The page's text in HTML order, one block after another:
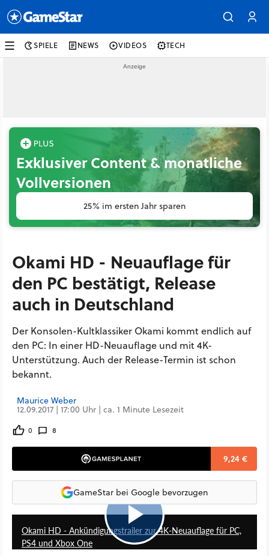
SPIELE NEWS VIDEOS TECH
Exklusiver Content & monatliche
Vollversionen
25% im ersten Jahr sparen
Okami HD - Neuauflage für
den PC bestätigt, Release
auch in Deutschland
Der Konsolen-Kultklassiker Okami kommt endlich auf
den PC: In einer HD-Neuauflage und mit 4K-
Unterstützung. Auch der Release-Termin ist schon
bekannt.
Maurice Weber
12.09.2017 | 17:00 Uhr | ca. 1 Minute Lesezeit
0 8
9,24 €
GameStar bei Google bevorzugen
3:10
Okami HD - Ankündigungstrailer zur 4K-Neuauflage für PC,
PS4 und Xbox One